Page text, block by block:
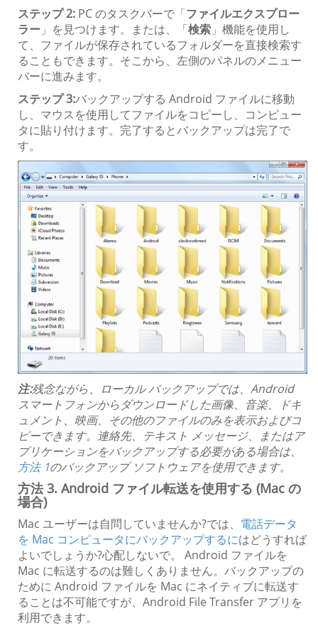
ステップ 2: PC のタスクバーで「ファイルエクスプロー
ラー 」を見つけます。または、「検索 」機能を使用し
て、ファイルが保存されているフォルダーを直接検索す
ることもできます。そこから、左側のパネルのメニュー
バーに進みます。
ステップ 3:バックアップする Android ファイルに移動
し、マウスを使用してファイルをコピーし、コンピュー
タに貼り付けます。完了するとバックアップは完了で
す。
注:残念ながら、ローカル バックアップでは、Android
スマートフォンからダウンロードした画像、音楽、ドキ
ュメント、映画、その他のファイルのみを表示およびコ
ピーできます。連絡先、テキスト メッセージ、またはア
プリケーションをバックアップする必要がある場合は、
方法 1のバックアップ ソフトウェアを使用できます。
方法 3. Android ファイル転送を使用する (Mac の
場合)
Mac ユーザーは自問していませんか?では、 電話データ
を Mac コンピュータにバックアップするにはどうすれば
よいでしょうか?心配しないで。 Android ファイルを
Mac に転送するのは難しくありません。バックアップの
ために Android ファイルを Mac にネイティブに転送す
ることは不可能ですが、Android File Transfer アプリを
利用できます。